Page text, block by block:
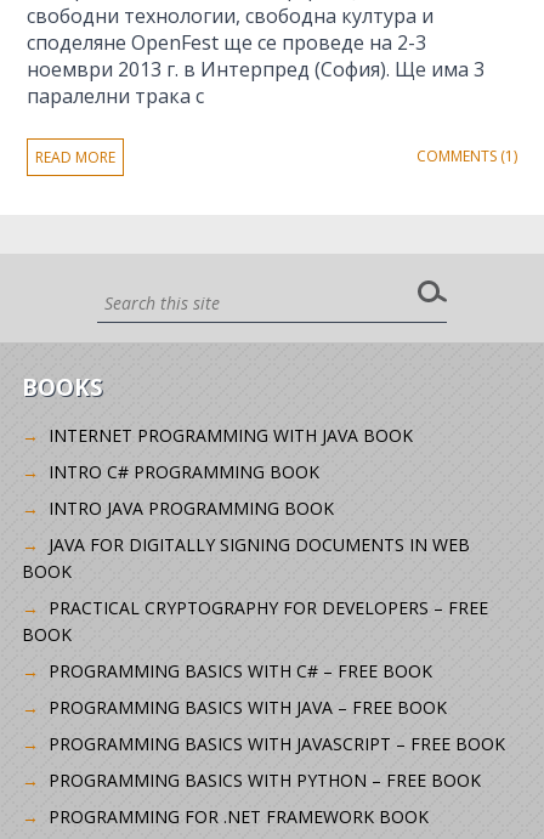
свободни технологии, свободна култура и
споделяне OpenFest ще се проведе на 2-3
ноември 2013 г. в Интерпред (София). Ще има 3
паралелни трака с
READ MORE COMMENTS (1)
BOOKS
INTERNET PROGRAMMING WITH JAVA BOOK
INTRO C# PROGRAMMING BOOK
INTRO JAVA PROGRAMMING BOOK
JAVA FOR DIGITALLY SIGNING DOCUMENTS IN WEB
BOOK
PRACTICAL CRYPTOGRAPHY FOR DEVELOPERS – FREE
BOOK
PROGRAMMING BASICS WITH C# – FREE BOOK
PROGRAMMING BASICS WITH JAVA – FREE BOOK
PROGRAMMING BASICS WITH JAVASCRIPT – FREE BOOK
PROGRAMMING BASICS WITH PYTHON – FREE BOOK
PROGRAMMING FOR .NET FRAMEWORK BOOK